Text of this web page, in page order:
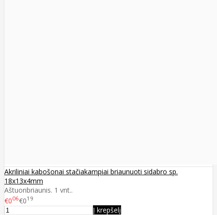
Akriliniai kabošonai stačiakampiai briaunuoti sidabro sp.
18x13x4mm
Aštuonbriaunis. 1 vnt..
€006€019
Į krepšelį